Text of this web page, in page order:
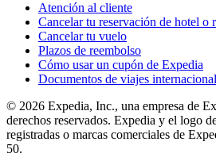
Atención al cliente
Cancelar tu reservación de hotel o
Cancelar tu vuelo
Plazos de reembolso
Cómo usar un cupón de Expedia
Documentos de viajes
© 2026 Expedia, Inc., una empresa de
derechos reservados. Expedia y el logo
registradas o marcas comerciales de
50.